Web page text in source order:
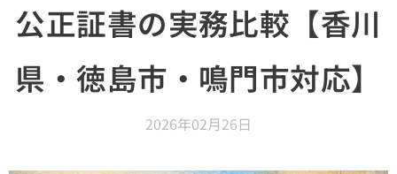
公正証書の実務比較【香川
県・徳島市・鳴門市対応】
2026年02月26日